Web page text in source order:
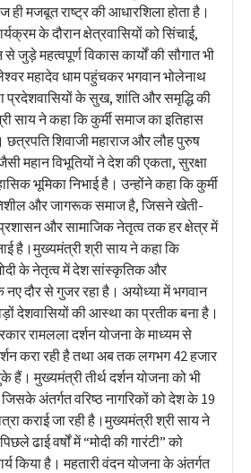
मजबूत राष्ट्र की आधारशिला होता है।
के दौरान क्षेत्रवासियों को सिंचाई,
जुड़े महत्वपूर्ण विकास कार्यों की सौगात भी
महादेव धाम पहुंचकर भगवान भोलेनाथ
प्रदेशवासियों के सुख, शांति और समृद्धि की
साय ने कहा कि कुर्मी समाज का इतिहास
छत्रपति शिवाजी महाराज और लौह पुरुष
महान विभूतियों ने देश की एकता, सुरक्षा
भूमिका निभाई है। उन्होंने कहा कि कुर्मी
और जागरूक समाज है, जिसने खेती-
और सामाजिक नेतृत्व तक हर क्षेत्र में
है।मुख्यमंत्री श्री साय ने कहा कि
के नेतृत्व में देश सांस्कृतिक और
नए दौर से गुजर रहा है। अयोध्या में भगवान
देशवासियों की आस्था का प्रतीक बना है।
रामलला दर्शन योजना के माध्यम से
करा रही है तथा अब तक लगभग 42 हजार
हैं। मुख्यमंत्री तीर्थ दर्शन योजना को भी
जिसके अंतर्गत वरिष्ठ नागरिकों को देश के 19
कराई जा रही है।मुख्यमंत्री श्री साय ने
ढाई वर्षों में “मोदी की गारंटी” को
किया है। महतारी वंदन योजना के अंतर्गत